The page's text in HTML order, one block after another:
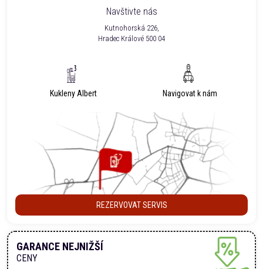
Navštivte nás
Kutnohorská 226,
Hradec Králové 500 04
Kukleny Albert Navigovat k nám
REZERVOVAT SERVIS
GARANCE NEJNIŽŠÍ
CENY